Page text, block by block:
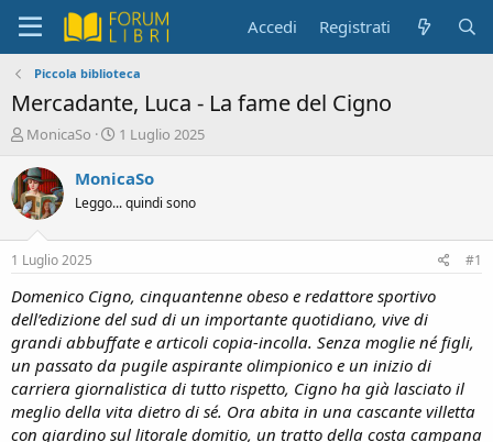
Accedi Registrati
Piccola biblioteca
Mercadante, Luca - La fame del Cigno
C
e
a
t
e
D
s
c
u
s
s
i
MonicaSo
D
t
d
i
i
o
1 Luglio 2025
MonicaSo
Leggo... quindi sono
1 Luglio 2025 #1
Domenico Cigno, cinquantenne obeso e redattore sportivo
dell’edizione del sud di un importante quotidiano, vive di
grandi abbuffate e articoli copia-incolla. Senza moglie né figli,
un passato da pugile aspirante olimpionico e un inizio di
carriera giornalistica di tutto rispetto, Cigno ha già lasciato il
meglio della vita dietro di sé. Ora abita in una cascante villetta
con giardino sul litorale domitio, un tratto della costa campana